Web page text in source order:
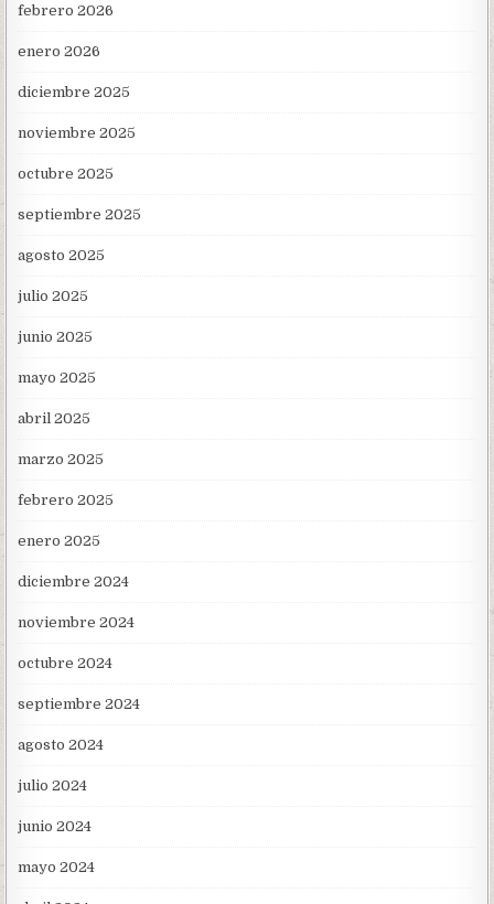
febrero 2026
enero 2026
diciembre 2025
noviembre 2025
octubre 2025
septiembre 2025
agosto 2025
julio 2025
junio 2025
mayo 2025
abril 2025
marzo 2025
febrero 2025
enero 2025
diciembre 2024
noviembre 2024
octubre 2024
septiembre 2024
agosto 2024
julio 2024
junio 2024
mayo 2024